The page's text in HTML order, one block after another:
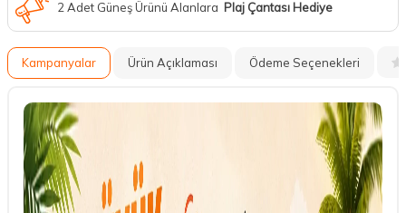
2 Adet Güneş Ürünü Alanlara Plaj Çantası Hediye
Kampanyalar Ürün Açıklaması Ödeme Seçenekleri